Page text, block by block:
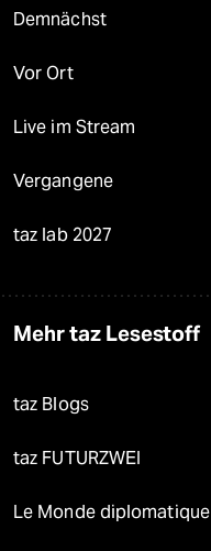
Demnächst
Vor Ort
Live im Stream
Vergangene
taz lab 2027
Mehr taz Lesestoff
taz Blogs
taz FUTURZWEI
Le Monde diplomatique